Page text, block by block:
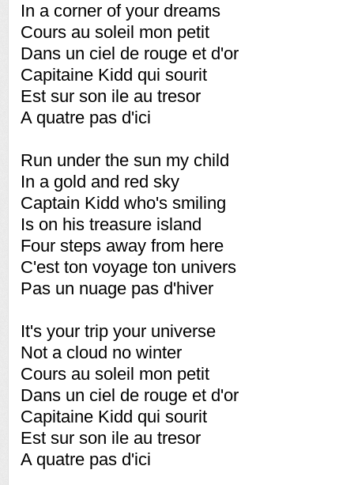
In a corner of your dreams
Cours au soleil mon petit
Dans un ciel de rouge et d'or
Capitaine Kidd qui sourit
Est sur son ile au tresor
A quatre pas d'ici
Run under the sun my child
In a gold and red sky
Captain Kidd who's smiling
Is on his treasure island
Four steps away from here
C'est ton voyage ton univers
Pas un nuage pas d'hiver
It's your trip your universe
Not a cloud no winter
Cours au soleil mon petit
Dans un ciel de rouge et d'or
Capitaine Kidd qui sourit
Est sur son ile au tresor
A quatre pas d'ici